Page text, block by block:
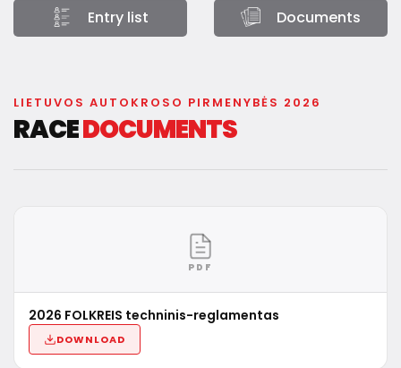
Entry list Documents
LIETUVOS AUTOKROSO PIRMENYBĖS 2026
RACEDOCUMENTS
PDF
2026 FOLKREIS techninis-reglamentas
DOWNLOAD